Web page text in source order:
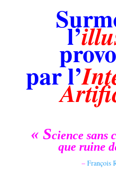
l’
par l’
« Science sans
que ruine
– François